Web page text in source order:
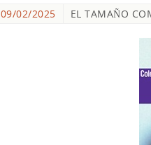
09/02/2025 EL TAMAÑO